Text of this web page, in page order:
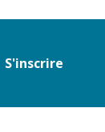
S'inscrire